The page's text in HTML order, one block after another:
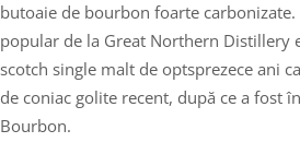
butoaie de bourbon foarte
popular de la Great Northern Distillery
scotch single malt de optsprezece ani
de coniac golite recent, după ce a fost
Bourbon.